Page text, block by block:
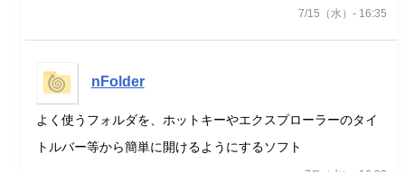
7/15（水）- 16:35
nFolder
よく使うフォルダを、ホットキーやエクスプローラーのタイ
トルバー等から簡単に開けるようにするソフト